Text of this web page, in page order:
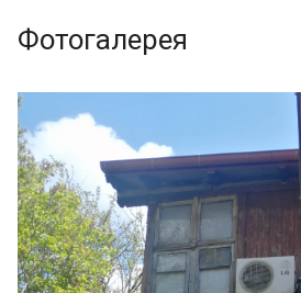
Фотогалерея